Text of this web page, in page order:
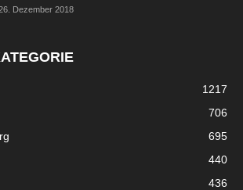
Dezember 2018
1217
706
695
440
436